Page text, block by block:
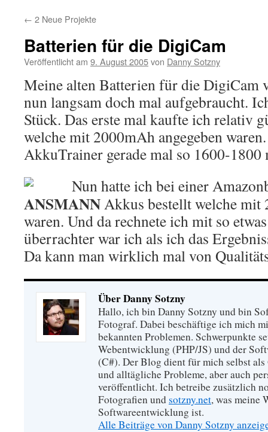
← 2 Neue Projekte
Batterien für die DigiCam
Veröffentlicht am 9. August 2005von Danny Sotzny
Meine alten Batterien für die DigiCam
nun langsam doch mal aufgebraucht.
Stück. Das erste mal kaufte ich relativ
welche mit 2000mAh angegeben
AkkuTrainer gerade mal so 1600-1800
Nun hatte ich bei einer
ANSMANNAkkus bestellt welche mit
waren. Und da rechnete ich mit so
überrachter war ich als ich das
Da kann man wirklich mal von
Über Danny Sotzny
Hallo, ich bin Danny Sotzny und bin
Fotograf. Dabei beschäftige ich mich
bekannten Problemen. Schwerpunkte
Webentwicklung (PHP/JS) und der
(C#). Der Blog dient für mich selbst
und alltägliche Probleme, aber auch
veröffentlicht. Ich betreibe zusätzlich
Fotografien undsotzny.net, was meine
Softwareentwicklung ist.
Alle Beiträge von Danny Sotzny